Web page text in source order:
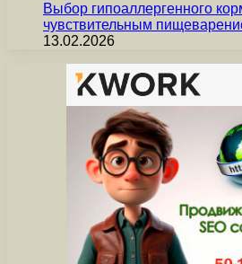
Выбор гипоаллергенного
чувствительным
13.02.2026